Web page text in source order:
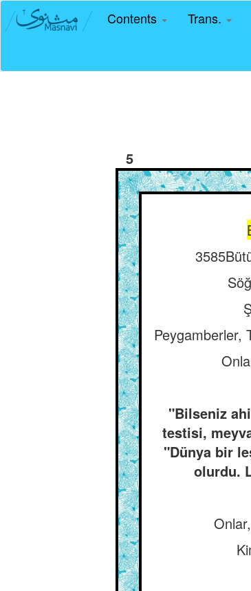
Contents Trans.
5
Peygamberler,
"Bilseniz
testisi,
"Dünya bir
olurdu.